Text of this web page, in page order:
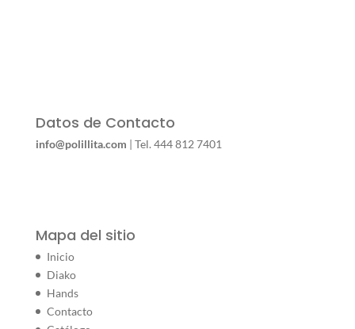
Datos de Contacto
info@polillita.com | Tel. 444 812 7401
Mapa del sitio
Inicio
Diako
Hands
Contacto